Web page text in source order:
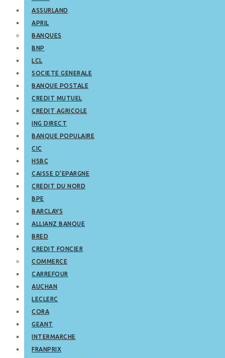
ASSURLAND
APRIL
BANQUES
BNP
LCL
SOCIETE GENERALE
BANQUE POSTALE
CREDIT MUTUEL
CREDIT AGRICOLE
ING DIRECT
BANQUE POPULAIRE
CIC
HSBC
CAISSE D’EPARGNE
CREDIT DU NORD
BPE
BARCLAYS
ALLIANZ BANQUE
BRED
CREDIT FONCIER
COMMERCE
CARREFOUR
AUCHAN
LECLERC
CORA
GEANT
INTERMARCHE
FRANPRIX